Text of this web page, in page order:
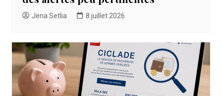
Jena Setlia 8 juillet 2026